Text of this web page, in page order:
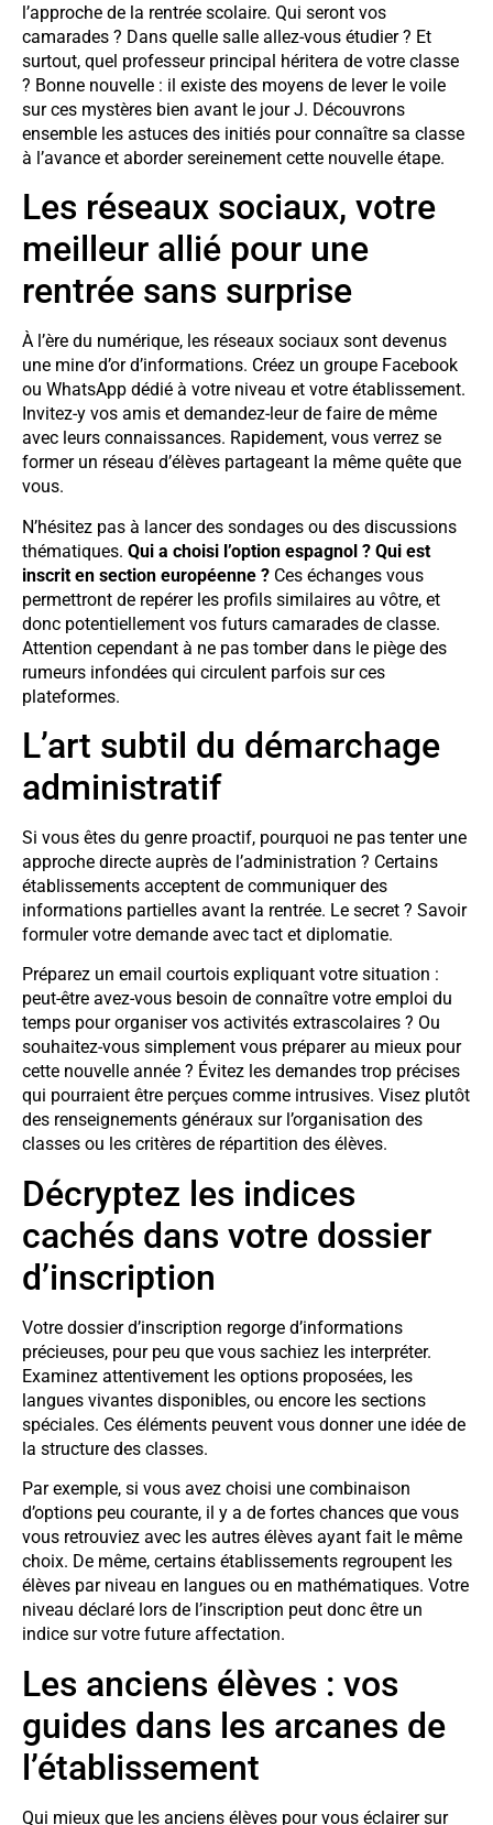
l’approche de la rentrée scolaire. Qui seront vos
camarades ? Dans quelle salle allez-vous étudier ? Et
surtout, quel professeur principal héritera de votre classe
? Bonne nouvelle : il existe des moyens de lever le voile
sur ces mystères bien avant le jour J. Découvrons
ensemble les astuces des initiés pour connaître sa classe
à l’avance et aborder sereinement cette nouvelle étape.
Les réseaux sociaux, votre
meilleur allié pour une
rentrée sans surprise
À l’ère du numérique, les réseaux sociaux sont devenus
une mine d’or d’informations. Créez un groupe Facebook
ou WhatsApp dédié à votre niveau et votre établissement.
Invitez-y vos amis et demandez-leur de faire de même
avec leurs connaissances. Rapidement, vous verrez se
former un réseau d’élèves partageant la même quête que
vous.
N’hésitez pas à lancer des sondages ou des discussions
thématiques. Qui a choisi l’option espagnol ? Qui est
inscrit en section européenne ? Ces échanges vous
permettront de repérer les profils similaires au vôtre, et
donc potentiellement vos futurs camarades de classe.
Attention cependant à ne pas tomber dans le piège des
rumeurs infondées qui circulent parfois sur ces
plateformes.
L’art subtil du démarchage
administratif
Si vous êtes du genre proactif, pourquoi ne pas tenter une
approche directe auprès de l’administration ? Certains
établissements acceptent de communiquer des
informations partielles avant la rentrée. Le secret ? Savoir
formuler votre demande avec tact et diplomatie.
Préparez un email courtois expliquant votre situation :
peut-être avez-vous besoin de connaître votre emploi du
temps pour organiser vos activités extrascolaires ? Ou
souhaitez-vous simplement vous préparer au mieux pour
cette nouvelle année ? Évitez les demandes trop précises
qui pourraient être perçues comme intrusives. Visez plutôt
des renseignements généraux sur l’organisation des
classes ou les critères de répartition des élèves.
Décryptez les indices
cachés dans votre dossier
d’inscription
Votre dossier d’inscription regorge d’informations
précieuses, pour peu que vous sachiez les interpréter.
Examinez attentivement les options proposées, les
langues vivantes disponibles, ou encore les sections
spéciales. Ces éléments peuvent vous donner une idée de
la structure des classes.
Par exemple, si vous avez choisi une combinaison
d’options peu courante, il y a de fortes chances que vous
vous retrouviez avec les autres élèves ayant fait le même
choix. De même, certains établissements regroupent les
élèves par niveau en langues ou en mathématiques. Votre
niveau déclaré lors de l’inscription peut donc être un
indice sur votre future affectation.
Les anciens élèves : vos
guides dans les arcanes de
l’établissement
Qui mieux que les anciens élèves pour vous éclairer sur